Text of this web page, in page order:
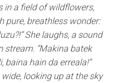
in a field of wildflowers,
pure, breathless wonder:
She laughs, a sound
stream. “Makina batek
baina hain da erreala!”
looking up at the sky